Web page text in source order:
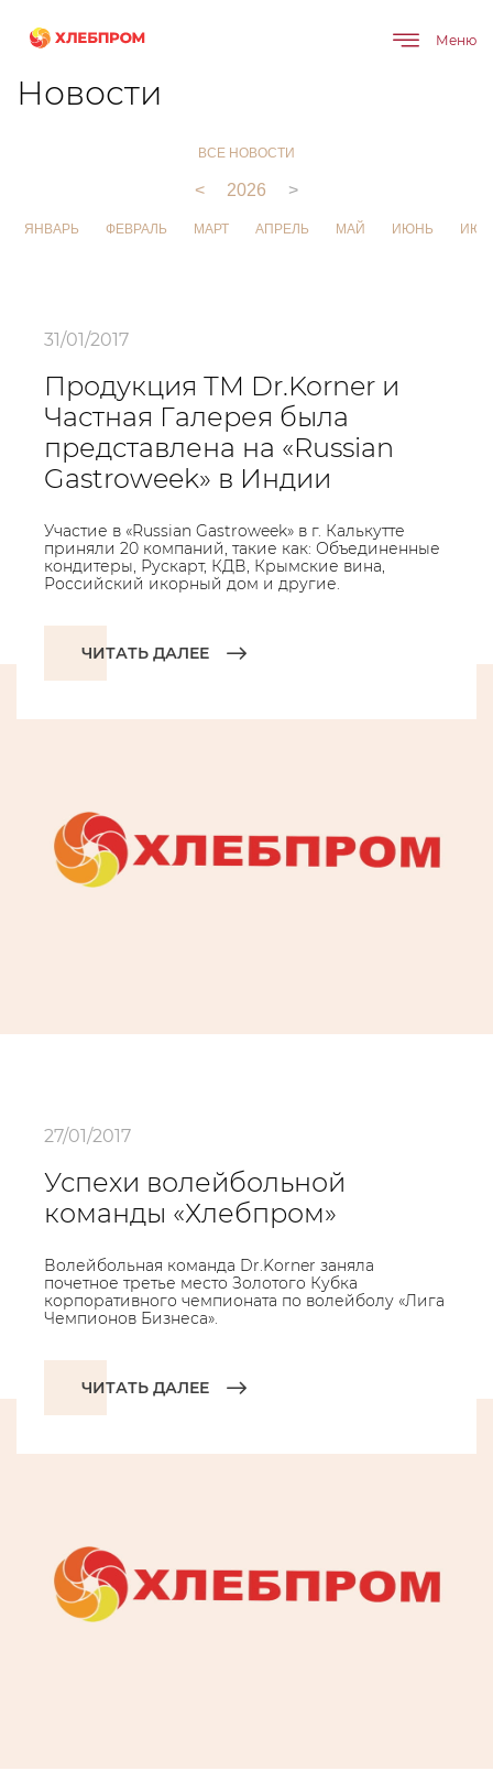
Меню
Главная О компании
Новости
ВСЕ НОВОСТИ
< 2026 >
ЯНВАРЬ ФЕВРАЛЬ МАРТ АПРЕЛЬ МАЙ ИЮНЬ
31/01/2017
Продукция ТМ Dr.Korner и
Частная Галерея была
представлена на «Russian
Gastroweek» в Индии
Участие в «Russian Gastroweek» в г. Калькутте
приняли 20 компаний, такие как: Объединенные
кондитеры, Рускарт, КДВ, Крымские вина,
Российский икорный дом и другие.
ЧИТАТЬ ДАЛЕЕ
27/01/2017
Успехи волейбольной
команды «Хлебпром»
Волейбольная команда Dr.Korner заняла
почетное третье место Золотого Кубка
корпоративного чемпионата по волейболу «Лига
Чемпионов Бизнеса».
ЧИТАТЬ ДАЛЕЕ